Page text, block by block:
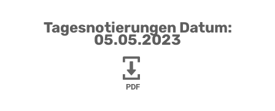
Tagesnotierungen Datum:
05.05.2023
PDF